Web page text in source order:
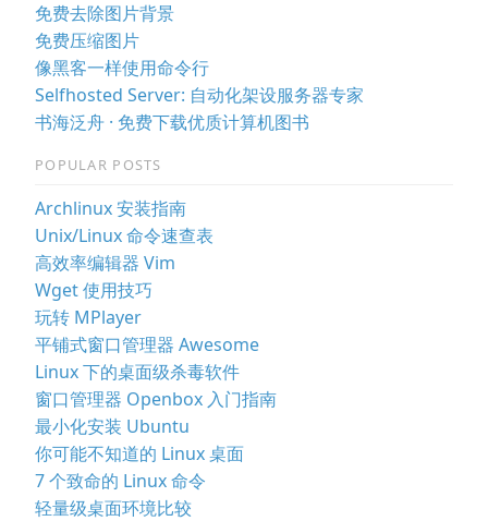
免费去除图片背景
免费压缩图片
像黑客一样使用命令行
Selfhosted Server: 自动化架设服务器专家
书海泛舟 · 免费下载优质计算机图书
POPULAR POSTS
Archlinux 安装指南
Unix/Linux 命令速查表
高效率编辑器 Vim
Wget 使用技巧
玩转 MPlayer
平铺式窗口管理器 Awesome
Linux 下的桌面级杀毒软件
窗口管理器 Openbox 入门指南
最小化安装 Ubuntu
你可能不知道的 Linux 桌面
7 个致命的 Linux 命令
轻量级桌面环境比较